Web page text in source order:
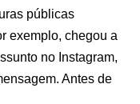
públicas
exemplo, chegou a
no Instagram,
Antes de